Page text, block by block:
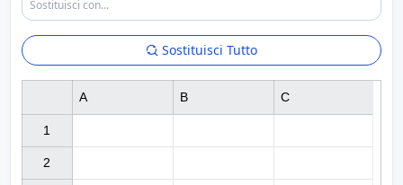
Sostituisci Tutto
1
2
A B C